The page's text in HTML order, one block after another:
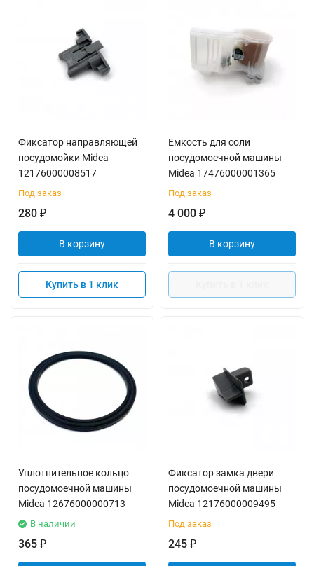
Фиксатор направляющей
посудомойки Midea
12176000008517
Под заказ
280 ₽
В корзину
Купить в 1 клик
Емкость для соли
посудомоечной машины
Midea 17476000001365
Под заказ
4 000 ₽
В корзину
Уплотнительное кольцо
посудомоечной машины
Midea 12676000000713
В наличии
365 ₽
Фиксатор замка двери
посудомоечной машины
Midea 12176000009495
Под заказ
245 ₽